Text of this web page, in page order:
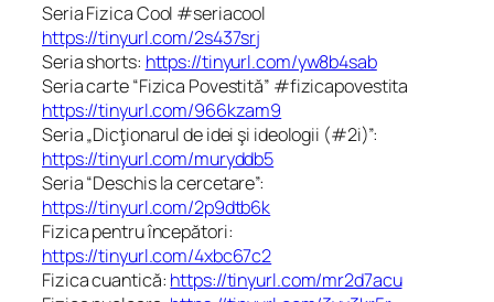
Seria Fizica Cool #seriacool
https://tinyurl.com/2s437srj
Seria shorts: https://tinyurl.com/yw8b4sab
Seria carte “Fizica Povestită” #fizicapovestita
https://tinyurl.com/966kzam9
Seria „Dicţionarul de idei şi ideologii (#2i)”:
https://tinyurl.com/muryddb5
Seria “Deschis la cercetare”:
https://tinyurl.com/2p9dtb6k
Fizica pentru începători:
https://tinyurl.com/4xbc67c2
Fizica cuantică: https://tinyurl.com/mr2d7acu